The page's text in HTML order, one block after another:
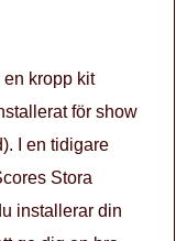
kropp kit
för show
I en tidigare
Stora
installerar din